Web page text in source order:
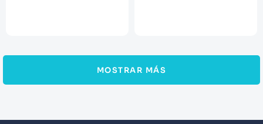
MOSTRAR MÁS